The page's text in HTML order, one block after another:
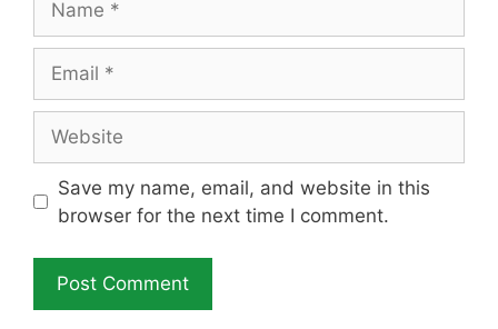
Save my name, email, and website in this
browser for the next time I comment.